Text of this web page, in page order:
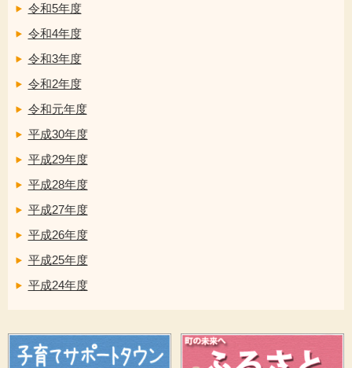
令和5年度
令和4年度
令和3年度
令和2年度
令和元年度
平成30年度
平成29年度
平成28年度
平成27年度
平成26年度
平成25年度
平成24年度